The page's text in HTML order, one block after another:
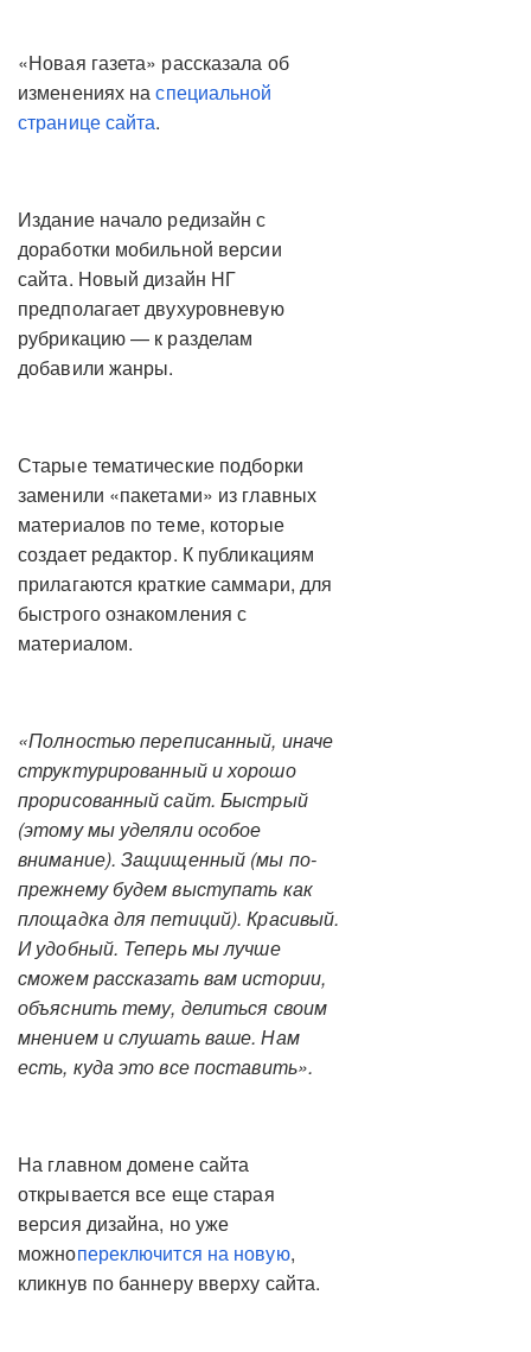
«Новая газета» рассказала об
изменениях наспециальной
странице сайта.
Издание начало редизайн с
доработки мобильной версии
сайта. Новый дизайн НГ
предполагает двухуровневую
рубрикацию — к разделам
добавили жанры.
Старые тематические подборки
заменили «пакетами» из главных
материалов по теме, которые
создает редактор. К публикациям
прилагаются краткие саммари, для
быстрого ознакомления с
материалом.
«Полностью переписанный, иначе
структурированный и хорошо
прорисованный сайт. Быстрый
(этому мы уделяли особое
внимание). Защищенный (мы по-
прежнему будем выступать как
площадка для петиций). Красивый.
И удобный. Теперь мы лучше
сможем рассказать вам истории,
объяснить тему, делиться своим
мнением и слушать ваше. Нам
есть, куда это все поставить».
На главном домене сайта
открывается все еще старая
версия дизайна, но уже
можнопереключится на новую,
кликнув по баннеру вверху сайта.